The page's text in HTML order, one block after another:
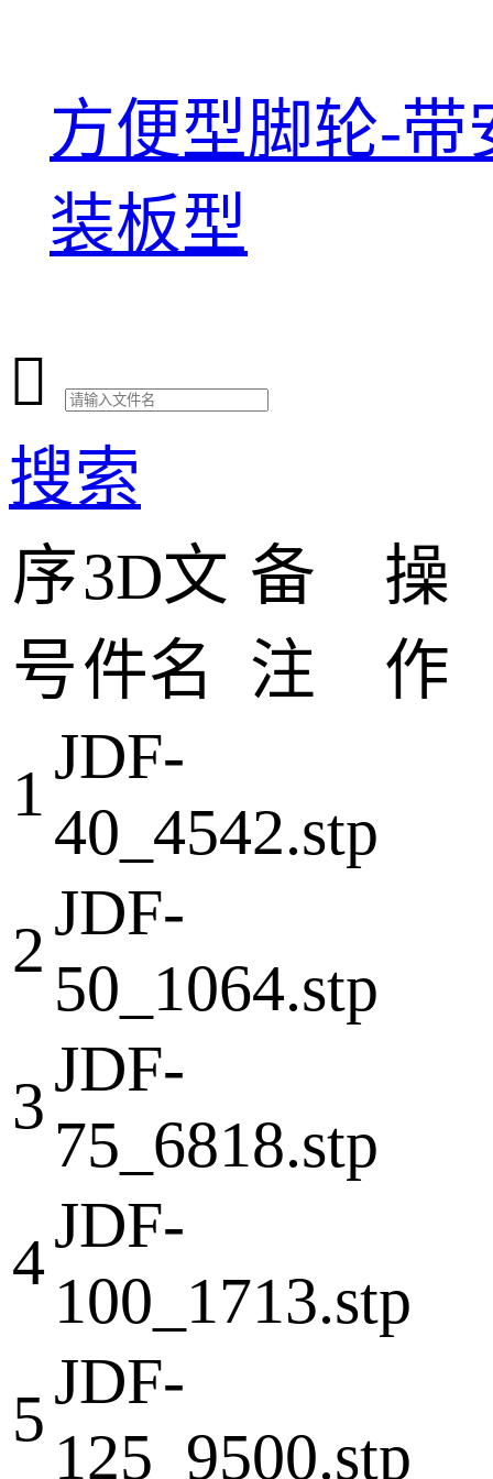
方便型脚轮-带
装板型

搜索
序
号
3D文
件名
备
注
操
作
1
JDF-
40_4542.stp
2
JDF-
50_1064.stp
3
JDF-
75_6818.stp
4
JDF-
100_1713.stp
5
JDF-
125_9500.stp